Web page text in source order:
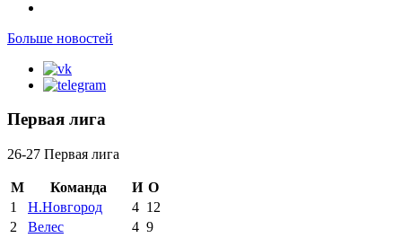
Больше новостей
Первая лига
26-27 Первая лига
М Команда И О
1
Н.Новгород 4 12
2
Велес 4 9